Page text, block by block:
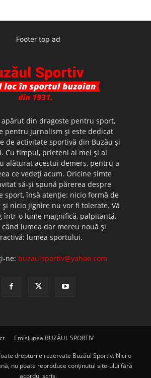
Footer top ad
apărut din dragoste pentru sport,
pentru jurnalism şi este dedicat
de activitate sportivă din Buzău şi
Cu timpul, prieteni ai mei şi ai
alăturat acestui demers, pentru a
ce vedeţi acum. Oricine simte
să-şi spună părerea despre
sport, însă atenţie: nicio formă de
nicio jignire nu vor fi tolerate. Vă
într-o lume magnifică, palpitantă,
când lumea dar mereu nouă şi
lumea sportului.
ne: buzaulsportiv@yahoo.com
Emisiunea BUZĂUL SPORTIV
drepturile rezervate Buzăul Sportiv. Nici o
nu poate reproduce conţinutul site-ului fără
acordul scris.